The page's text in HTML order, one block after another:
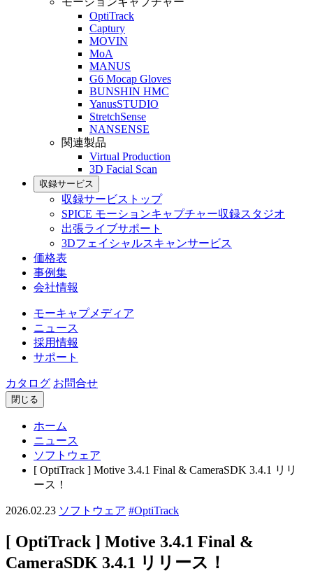
OptiTrack
Captury
MOVIN
MoA
MANUS
G6 Mocap Gloves
BUNSHIN HMC
YanusSTUDIO
StretchSense
NANSENSE
関連製品
Virtual Production
3D Facial Scan
収録サービス
収録サービストップ
SPICE モーションキャプチャー収録スタジオ
出張ライブサポート
3Dフェイシャルスキャンサービス
価格表
事例集
会社情報
モーキャプメディア
ニュース
採用情報
サポート
カタログ お問合せ
閉じる
ホーム
ニュース
ソフトウェア
[ OptiTrack ] Motive 3.4.1 Final & CameraSDK 3.4.1 リリ
ース！
2026.02.23 ソフトウェア #OptiTrack
[ OptiTrack ] Motive 3.4.1 Final &
CameraSDK 3.4.1 リリース！